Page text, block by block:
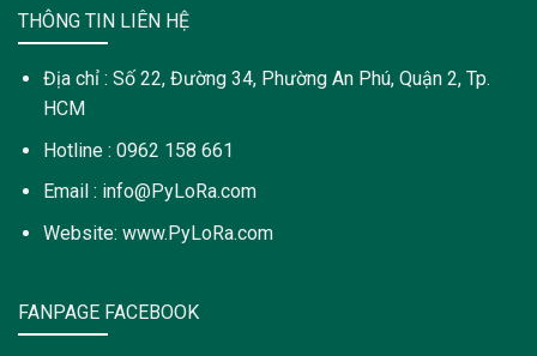
THÔNG TIN LIÊN HỆ
Địa chỉ : Số 22, Đường 34, Phường An Phú, Quận 2, Tp.
HCM
Hotline : 0962 158 661
Email : info@PyLoRa.com
Website: www.PyLoRa.com
FANPAGE FACEBOOK